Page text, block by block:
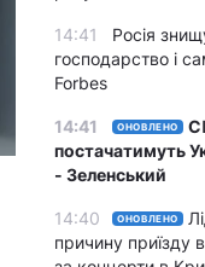
14:41
Росія
господарство і
Forbes
14:41 ОНОВЛЕНО
постачатимуть
- Зеленський
14:40 ОНОВЛЕНО
причину приїзду